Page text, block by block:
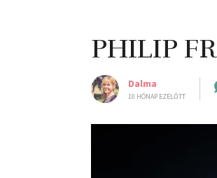
PHILIP
Dalma
10 HÓNAP EZELŐTT